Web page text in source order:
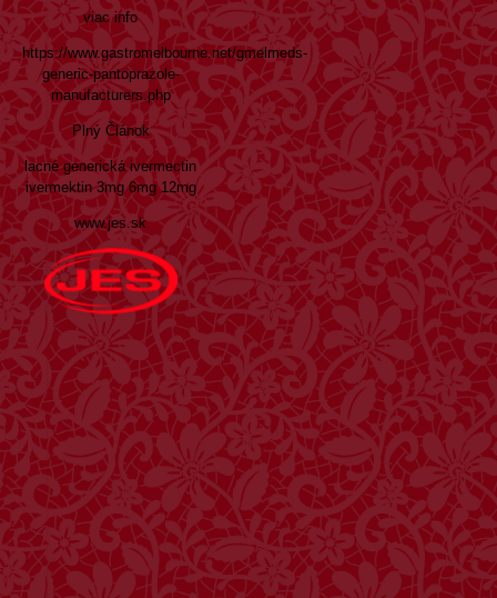
viac info
https://www.gastromelbourne.net/gmelmeds-
generic-pantoprazole-
manufacturers.php
Plný Článok
lacné generická ivermectin
ivermektin 3mg 6mg 12mg
www.jes.sk